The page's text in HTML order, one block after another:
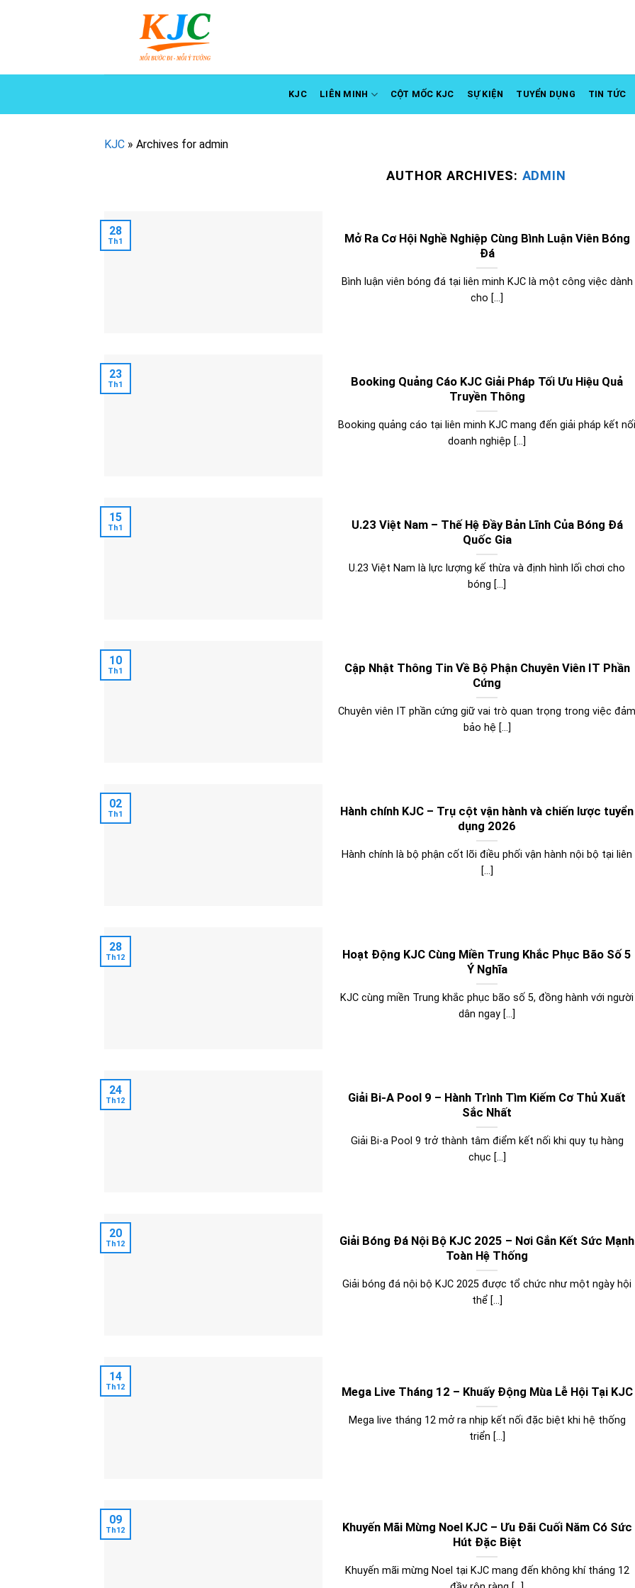
KJC LIÊN MINH CỘT MỐC KJC SỰ KIỆN TUYỂN DỤNG TIN TỨC
KJC » Archives for admin
AUTHOR ARCHIVES: ADMIN
Mở Ra Cơ Hội Nghề Nghiệp Cùng Bình Luận Viên Bóng
Đá
Bình luận viên bóng đá tại liên minh KJC là một công việc dành
cho [...]
28
Th1
Booking Quảng Cáo KJC Giải Pháp Tối Ưu Hiệu Quả
Truyền Thông
Booking quảng cáo tại liên minh KJC mang đến giải pháp kết nối
doanh nghiệp [...]
23
Th1
U.23 Việt Nam – Thế Hệ Đầy Bản Lĩnh Của Bóng Đá
Quốc Gia
U.23 Việt Nam là lực lượng kế thừa và định hình lối chơi cho
bóng [...]
15
Th1
Cập Nhật Thông Tin Về Bộ Phận Chuyên Viên IT Phần
Cứng
Chuyên viên IT phần cứng giữ vai trò quan trọng trong việc đảm
bảo hệ [...]
10
Th1
Hành chính KJC – Trụ cột vận hành và chiến lược tuyển
dụng 2026
Hành chính là bộ phận cốt lõi điều phối vận hành nội bộ tại liên
[...]
02
Th1
Hoạt Động KJC Cùng Miền Trung Khắc Phục Bão Số 5
Ý Nghĩa
KJC cùng miền Trung khắc phục bão số 5, đồng hành với người
dân ngay [...]
28
Th12
Giải Bi-A Pool 9 – Hành Trình Tìm Kiếm Cơ Thủ Xuất
Sắc Nhất
Giải Bi-a Pool 9 trở thành tâm điểm kết nối khi quy tụ hàng
chục [...]
24
Th12
Giải Bóng Đá Nội Bộ KJC 2025 – Nơi Gắn Kết Sức Mạnh
Toàn Hệ Thống
Giải bóng đá nội bộ KJC 2025 được tổ chức như một ngày hội
thể [...]
20
Th12
Mega Live Tháng 12 – Khuấy Động Mùa Lễ Hội Tại KJC
Mega live tháng 12 mở ra nhịp kết nối đặc biệt khi hệ thống
triển [...]
14
Th12
Khuyến Mãi Mừng Noel KJC – Ưu Đãi Cuối Năm Có Sức
Hút Đặc Biệt
Khuyến mãi mừng Noel tại KJC mang đến không khí tháng 12
09
Th12